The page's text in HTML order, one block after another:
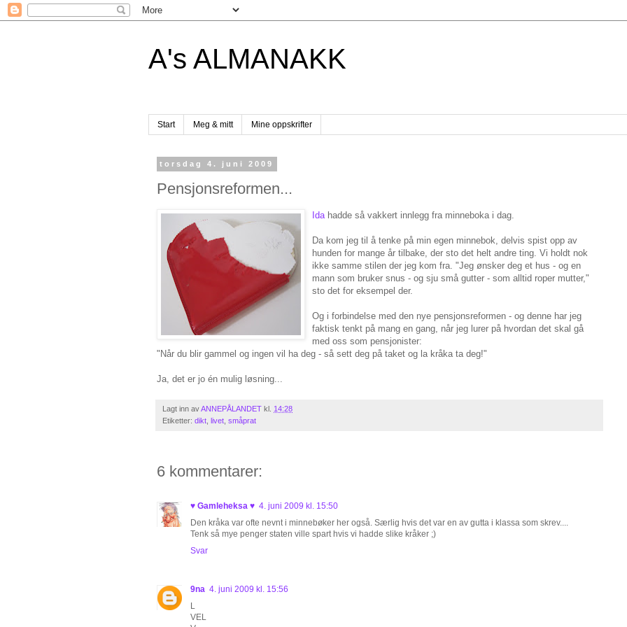
A's ALMANAKK
Start Meg & mitt Mine oppskrifter
torsdag 4. juni 2009
Pensjonsreformen...
Ida hadde så vakkert innlegg fra minneboka i dag.
Da kom jeg til å tenke på min egen minnebok, delvis spist opp av
hunden for mange år tilbake, der sto det helt andre ting. Vi holdt nok
ikke samme stilen der jeg kom fra. "Jeg ønsker deg et hus - og en
mann som bruker snus - og sju små gutter - som alltid roper mutter,"
sto det for eksempel der.
Og i forbindelse med den nye pensjonsreformen - og denne har jeg
faktisk tenkt på mang en gang, når jeg lurer på hvordan det skal gå
med oss som pensjonister:
"Når du blir gammel og ingen vil ha deg - så sett deg på taket og la kråka ta deg!"
Ja, det er jo én mulig løsning...
Lagt inn avANNEPÅLANDET kl. 14:28
Etiketter: dikt livet småprat
6 kommentarer:
♥ Gamleheksa ♥ 4. juni 2009 kl. 15:50
Den kråka var ofte nevnt i minnebøker her også. Særlig hvis det var en av gutta i klassa som skrev....
Tenk så mye penger staten ville spart hvis vi hadde slike kråker ;)
Svar
9na 4. juni 2009 kl. 15:56
L
VEL